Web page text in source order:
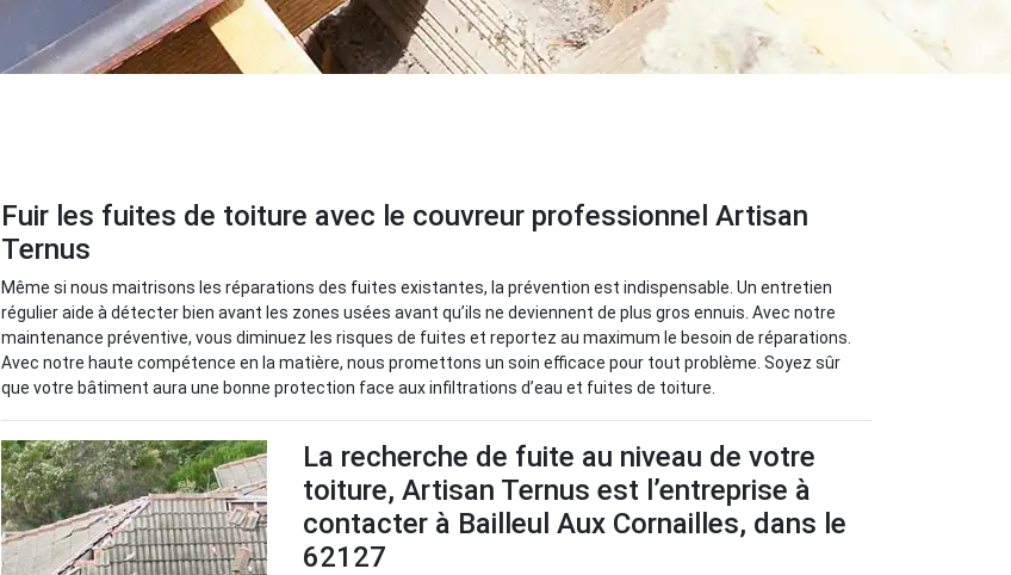
Fuir les fuites de toiture avec le couvreur professionnel Artisan
Ternus
Même si nous maitrisons les réparations des fuites existantes, la prévention est indispensable. Un entretien
régulier aide à détecter bien avant les zones usées avant qu’ils ne deviennent de plus gros ennuis. Avec notre
maintenance préventive, vous diminuez les risques de fuites et reportez au maximum le besoin de réparations.
Avec notre haute compétence en la matière, nous promettons un soin efficace pour tout problème. Soyez sûr
que votre bâtiment aura une bonne protection face aux infiltrations d’eau et fuites de toiture.
La recherche de fuite au niveau de votre
toiture, Artisan Ternus est l’entreprise à
contacter à Bailleul Aux Cornailles, dans le
62127